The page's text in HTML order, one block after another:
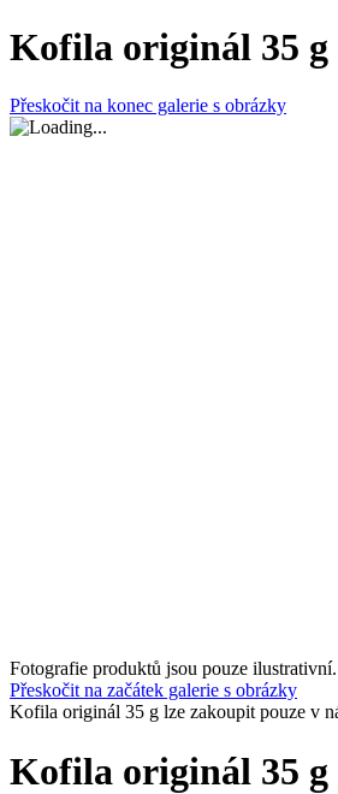
Kofila originál 35 g
Přeskočit na konec galerie s obrázky
Fotografie produktů jsou pouze ilustrativní.
Přeskočit na začátek galerie s obrázky
Kofila originál 35 g lze zakoupit pouze v
Kofila originál 35 g